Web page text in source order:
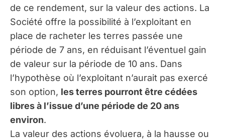
de ce rendement, sur la valeur des actions. La
Société offre la possibilité à l’exploitant en
place de racheter les terres passée une
période de 7 ans, en réduisant l’éventuel gain
de valeur sur la période de 10 ans. Dans
l’hypothèse où l’exploitant n’aurait pas exercé
son option, les terres pourront être cédées
libres à l’issue d’une période de 20 ans
environ.
La valeur des actions évoluera, à la hausse ou